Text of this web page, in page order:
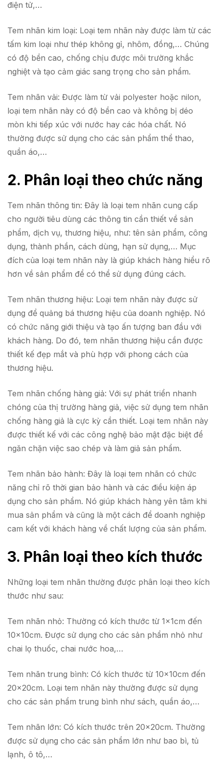
điện tử,…
Tem nhãn kim loại: Loại tem nhãn này được làm từ các
tấm kim loại như thép không gỉ, nhôm, đồng,… Chúng
có độ bền cao, chống chịu được môi trường khắc
nghiệt và tạo cảm giác sang trọng cho sản phẩm.
Tem nhãn vải: Được làm từ vải polyester hoặc nilon,
loại tem nhãn này có độ bền cao và không bị déo
mòn khi tiếp xúc với nước hay các hóa chất. Nó
thường được sử dụng cho các sản phẩm thể thao,
quần áo,…
2. Phân loại theo chức năng
Tem nhãn thông tin: Đây là loại tem nhãn cung cấp
cho người tiêu dùng các thông tin cần thiết về sản
phẩm, dịch vụ, thương hiệu, như: tên sản phẩm, công
dụng, thành phần, cách dùng, hạn sử dụng,… Mục
đích của loại tem nhãn này là giúp khách hàng hiểu rõ
hơn về sản phẩm để có thể sử dụng đúng cách.
Tem nhãn thương hiệu: Loại tem nhãn này được sử
dụng để quảng bá thương hiệu của doanh nghiệp. Nó
có chức năng giới thiệu và tạo ấn tượng ban đầu với
khách hàng. Do đó, tem nhãn thương hiệu cần được
thiết kế đẹp mắt và phù hợp với phong cách của
thương hiệu.
Tem nhãn chống hàng giả: Với sự phát triển nhanh
chóng của thị trường hàng giả, việc sử dụng tem nhãn
chống hàng giả là cực kỳ cần thiết. Loại tem nhãn này
được thiết kế với các công nghệ bảo mật đặc biệt để
ngăn chặn việc sao chép và làm giả sản phẩm.
Tem nhãn bảo hành: Đây là loại tem nhãn có chức
năng chỉ rõ thời gian bảo hành và các điều kiện áp
dụng cho sản phẩm. Nó giúp khách hàng yên tâm khi
mua sản phẩm và cũng là một cách để doanh nghiệp
cam kết với khách hàng về chất lượng của sản phẩm.
3. Phân loại theo kích thước
Những loại tem nhãn thường được phân loại theo kích
thước như sau:
Tem nhãn nhỏ: Thường có kích thước từ 1x1cm đến
10x10cm. Được sử dụng cho các sản phẩm nhỏ như
chai lọ thuốc, chai nước hoa,…
Tem nhãn trung bình: Có kích thước từ 10x10cm đến
20x20cm. Loại tem nhãn này thường được sử dụng
cho các sản phẩm trung bình như sách, quần áo,…
Tem nhãn lớn: Có kích thước trên 20x20cm. Thường
được sử dụng cho các sản phẩm lớn như bao bì, tủ
lạnh, ô tô,…